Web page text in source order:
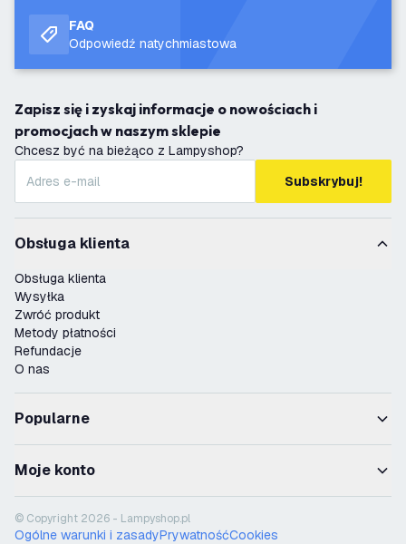
FAQ
Odpowiedź natychmiastowa
Zapisz się i zyskaj informacje o nowościach i
promocjach w naszym sklepie
Chcesz być na bieżąco z Lampyshop?
Subskrybuj!
Obsługa klienta
Obsługa klienta
Wysyłka
Zwróć produkt
Metody płatności
Refundacje
O nas
Popularne
Moje konto
© Copyright 2026 - Lampyshop.pl
Ogólne warunki i zasadyPrywatnośćCookies